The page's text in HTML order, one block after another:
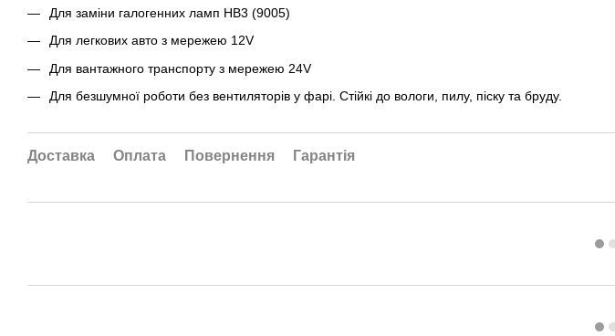
Для заміни галогенних ламп HB3 (9005)
Для легкових авто з мережею 12V
Для вантажного транспорту з мережею 24V
Для безшумної роботи без вентиляторів у фарі. Стійкі до вологи, пилу, піску та бруду.
Доставка Оплата Повернення Гарантія